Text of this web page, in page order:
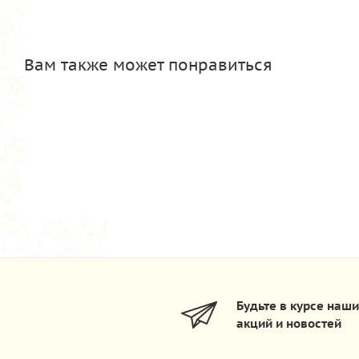
Вам также может понравиться
Будьте в курсе
акций и новостей